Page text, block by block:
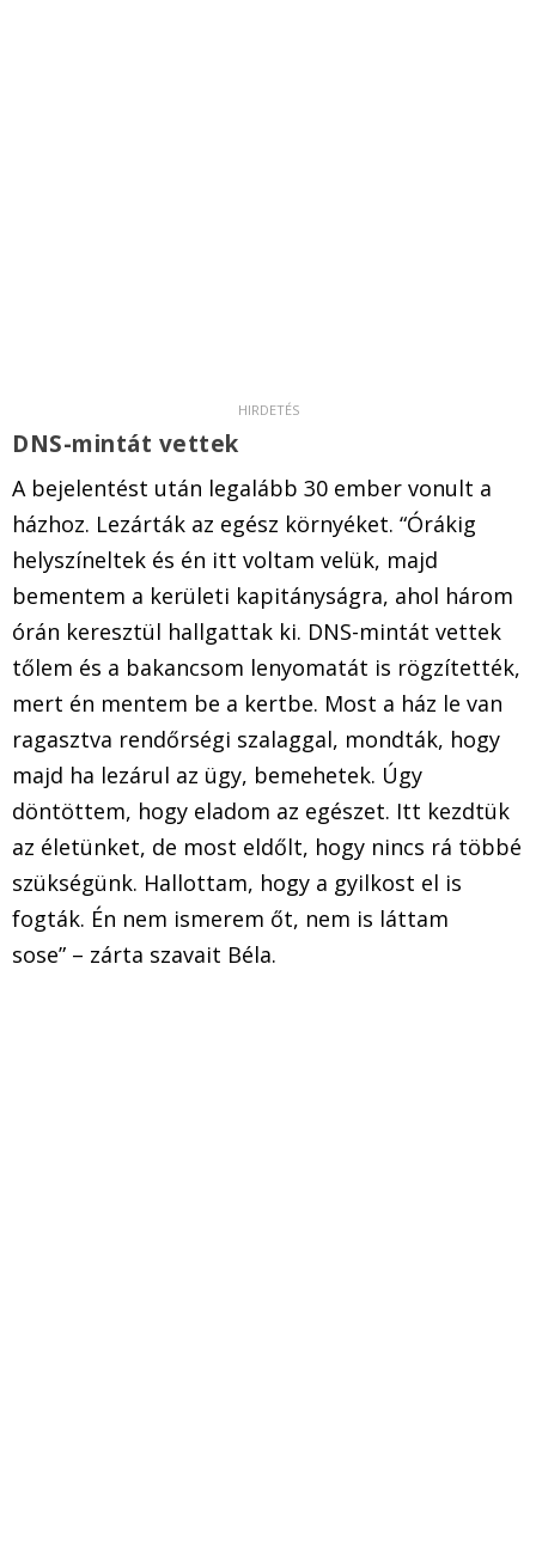
DNS-mintát vettek
A bejelentést után legalább 30 ember vonult a
házhoz. Lezárták az egész környéket. “Órákig
helyszíneltek és én itt voltam velük, majd
bementem a kerületi kapitányságra, ahol három
órán keresztül hallgattak ki. DNS-mintát vettek
tőlem és a bakancsom lenyomatát is rögzítették,
mert én mentem be a kertbe. Most a ház le van
ragasztva rendőrségi szalaggal, mondták, hogy
majd ha lezárul az ügy, bemehetek. Úgy
döntöttem, hogy eladom az egészet. Itt kezdtük
az életünket, de most eldőlt, hogy nincs rá többé
szükségünk. Hallottam, hogy a gyilkost el is
fogták. Én nem ismerem őt, nem is láttam
sose” – zárta szavait Béla.